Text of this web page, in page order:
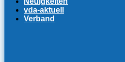
vda-aktuell
Verband